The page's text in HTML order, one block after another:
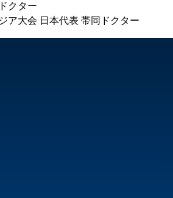
クター
ア大会 日本代表 帯同ドクター